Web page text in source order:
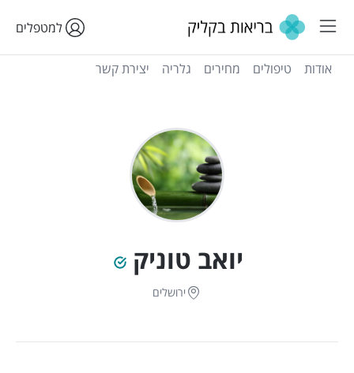
למטפלים
יואב טוניק
ירושלים
אודות טיפולים מחירים גלריה יצירת קשר